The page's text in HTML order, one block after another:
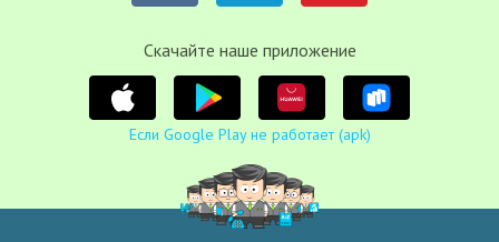
Cкачайте наше приложение
Если Google Play не работает (apk)